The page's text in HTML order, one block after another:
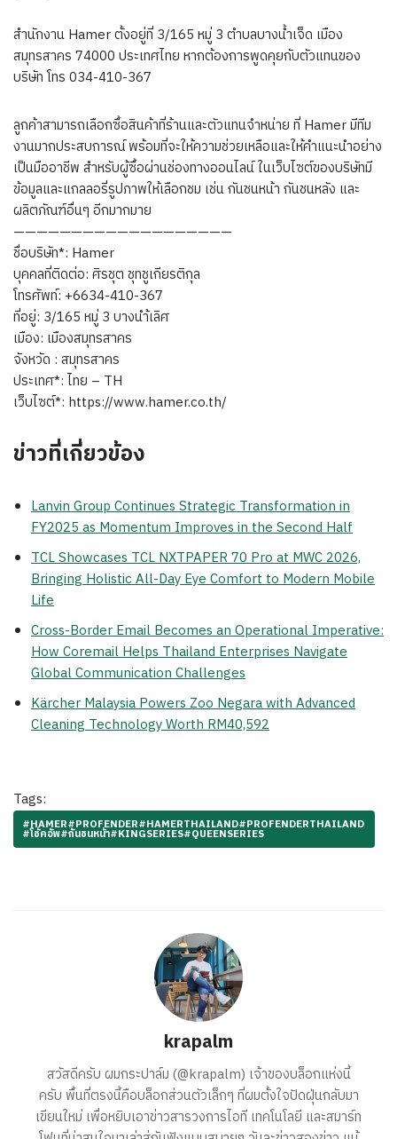
สำนักงาน Hamer ตั้งอยู่ที่ 3/165 หมู่ 3 ตำบลบางน้ำเจ็ด เมือง
สมุทรสาคร 74000 ประเทศไทย หากต้องการพูดคุยกับตัวแทนของ
บริษัท โทร 034-410-367
ลูกค้าสามารถเลือกซื้อสินค้าที่ร้านและตัวแทนจำหน่าย ที่ Hamer มีทีม
งานมากประสบการณ์ พร้อมที่จะให้ความช่วยเหลือและให้คำแนะนำอย่าง
เป็นมืออาชีพ สำหรับผู้ซื้อผ่านช่องทางออนไลน์ ในเว็บไซต์ของบริษัทมี
ข้อมูลและแกลลอรี่รูปภาพให้เลือกชม เช่น กันชนหน้า กันชนหลัง และ
ผลิตภัณฑ์อื่นๆ อีกมากมาย
———————————————————
ชื่อบริษัท*: Hamer
บุคคลที่ติดต่อ: ศิรชุต ชุทชูเกียรติกุล
โทรศัพท์: +6634-410-367
ที่อยู่: 3/165 หมู่ 3 บางนำ้เลิศ
เมือง: เมืองสมุทรสาคร
จังหวัด : สมุทรสาคร
ประเทศ*: ไทย – TH
เว็บไซต์*: https://www.hamer.co.th/
ข่าวที่เกี่ยวข้อง
Lanvin Group Continues Strategic Transformation in
FY2025 as Momentum Improves in the Second Half
TCL Showcases TCL NXTPAPER 70 Pro at MWC 2026,
Bringing Holistic All-Day Eye Comfort to Modern Mobile
Life
Cross-Border Email Becomes an Operational Imperative:
How Coremail Helps Thailand Enterprises Navigate
Global Communication Challenges
Kärcher Malaysia Powers Zoo Negara with Advanced
Cleaning Technology Worth RM40,592
Tags:
#HAMER#PROFENDER#HAMERTHAILAND#PROFENDERTHAILAND
#โช้คอัพ#กันชนหน้า#KINGSERIES#QUEENSERIES
krapalm
สวัสดีครับ ผมกระปาล์ม (@krapalm) เจ้าของบล็อกแห่งนี้
ครับ พื้นที่ตรงนี้คือบล็อกส่วนตัวเล็กๆ ที่ผมตั้งใจปัดฝุ่นกลับมา
เขียนใหม่ เพื่อหยิบเอาข่าวสารวงการไอที เทคโนโลยี และสมาร์ท